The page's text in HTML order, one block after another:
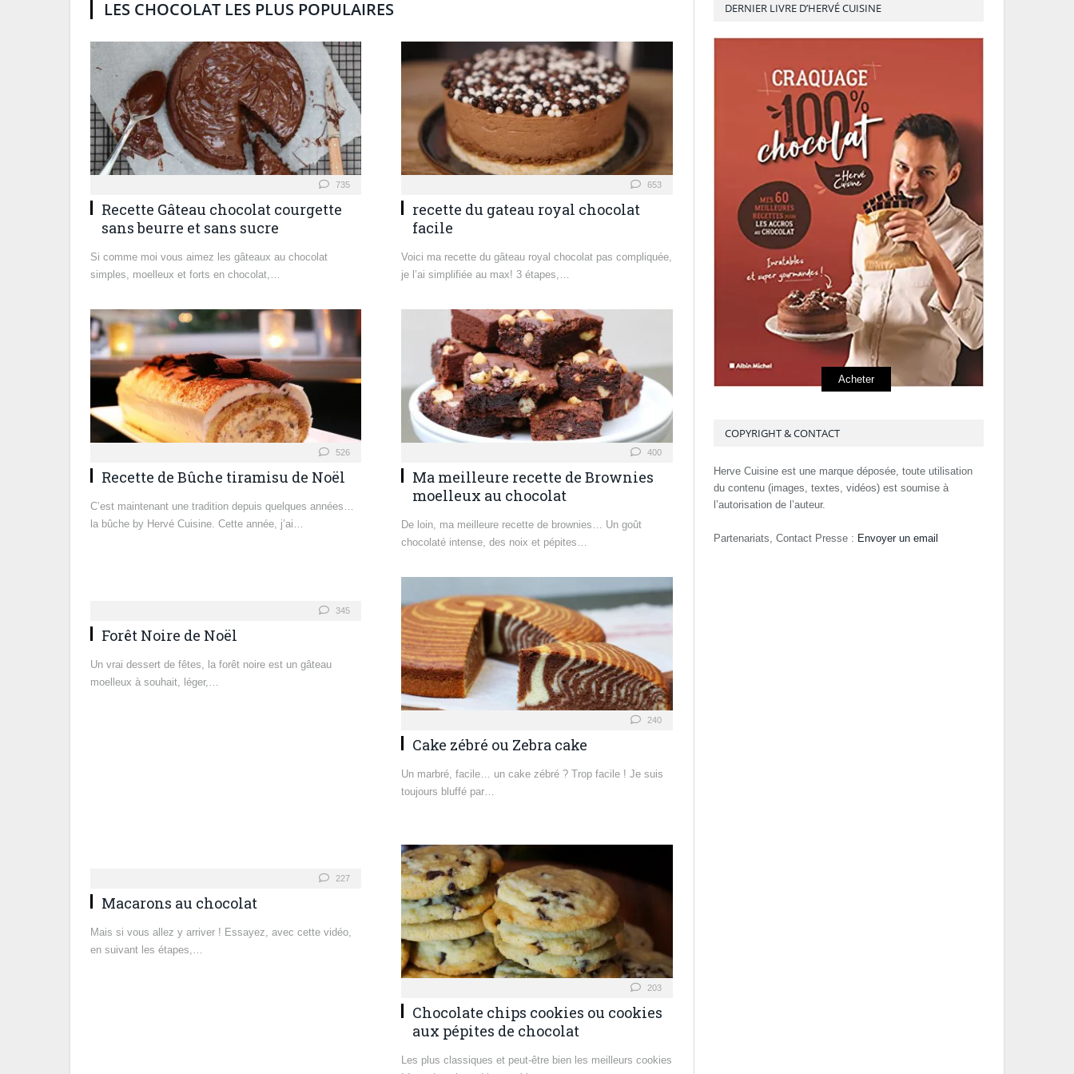
LES CHOCOLAT LES PLUS POPULAIRES
735
Recette Gâteau chocolat courgette
sans beurre et sans sucre
Si comme moi vous aimez les gâteaux au chocolat
simples, moelleux et forts en chocolat,…
653
recette du gateau royal chocolat
facile
Voici ma recette du gâteau royal chocolat pas compliquée,
je l’ai simplifiée au max! 3 étapes,…
526
Recette de Bûche tiramisu de Noël
C’est maintenant une tradition depuis quelques années…
la bûche by Hervé Cuisine. Cette année, j’ai…
400
Ma meilleure recette de Brownies
moelleux au chocolat
De loin, ma meilleure recette de brownies… Un goût
chocolaté intense, des noix et pépites…
345
Forêt Noire de Noël
Un vrai dessert de fêtes, la forêt noire est un gâteau
moelleux à souhait, léger,…
240
Cake zébré ou Zebra cake
Un marbré, facile… un cake zébré ? Trop facile ! Je suis
toujours bluffé par…
227
Macarons au chocolat
Mais si vous allez y arriver ! Essayez, avec cette vidéo,
en suivant les étapes,…
203
Chocolate chips cookies ou cookies
aux pépites de chocolat
Les plus classiques et peut-être bien les meilleurs cookies
DERNIER LIVRE D’HERVÉ CUISINE
Acheter
COPYRIGHT & CONTACT
Herve Cuisine est une marque déposée, toute utilisation
du contenu (images, textes, vidéos) est soumise à
l’autorisation de l’auteur.
Partenariats, Contact Presse : Envoyer un email